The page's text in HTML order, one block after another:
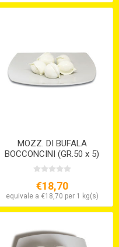
MOZZ. DI BUFALA
BOCCONCINI (GR.50 x 5)
€18,70
equivale a €18,70 per 1 kg(s)